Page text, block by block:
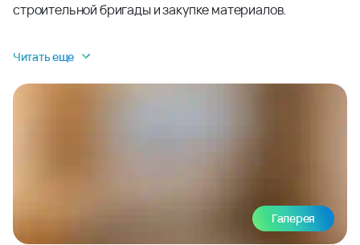
строительной бригады и закупке материалов.
Читать еще
Галерея